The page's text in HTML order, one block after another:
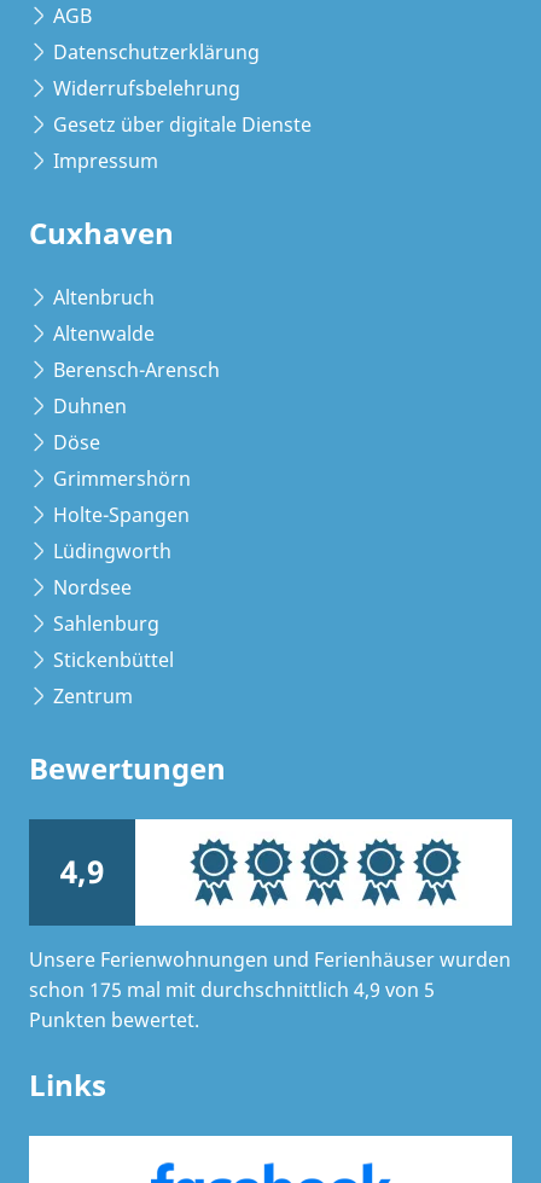
AGB
Datenschutzerklärung
Widerrufsbelehrung
Gesetz über digitale Dienste
Impressum
Cuxhaven
Altenbruch
Altenwalde
Berensch-Arensch
Duhnen
Döse
Grimmershörn
Holte-Spangen
Lüdingworth
Nordsee
Sahlenburg
Stickenbüttel
Zentrum
Bewertungen
4,9
Unsere Ferienwohnungen und Ferienhäuser wurden
schon 175 mal mit durchschnittlich 4,9 von 5
Punkten bewertet.
Links